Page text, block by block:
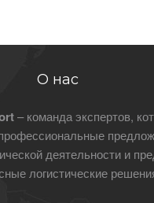
О нас
– команда экспертов,
деятельности и
логистические